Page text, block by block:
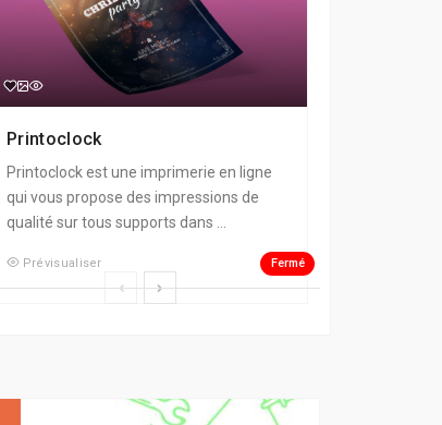
Printoclock
Printoclock est une imprimerie en ligne
qui vous propose des impressions de
qualité sur tous supports dans ...
Prévisualiser Fermé